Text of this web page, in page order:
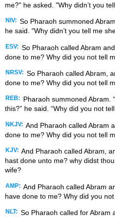
me?" he asked. "Why didn’t you
NIV: So Pharaoh summoned
he said. "Why didn’t you tell me
ESV: So Pharaoh called Abram
done to me? Why did you not tell
NRSV: So Pharaoh called Abram,
done to me? Why did you not tell
REB:
Pharaoh summoned Abram.
this?” he said. “Why did you not
NKJV: And Pharaoh called Abram
done to me? Why did you not tell
KJV: And Pharaoh called Abram,
hast done unto me? why didst
wife?
AMP: And Pharaoh called Abram
have done to me? Why did you
NLT: So Pharaoh called for Abram